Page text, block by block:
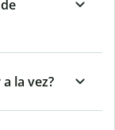
la vez?